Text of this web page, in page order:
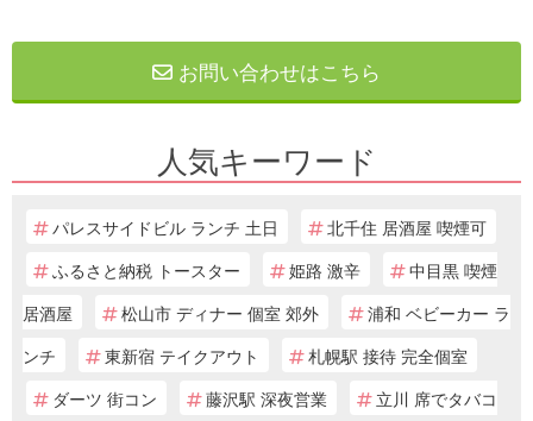
お問い合わせはこちら
人気キーワード
パレスサイドビル ランチ 土日
北千住 居酒屋 喫煙可
ふるさと納税 トースター
姫路 激辛
中目黒 喫煙
居酒屋
松山市 ディナー 個室 郊外
浦和 ベビーカー ラ
ンチ
東新宿 テイクアウト
札幌駅 接待 完全個室
ダーツ 街コン
藤沢駅 深夜営業
立川 席でタバコ